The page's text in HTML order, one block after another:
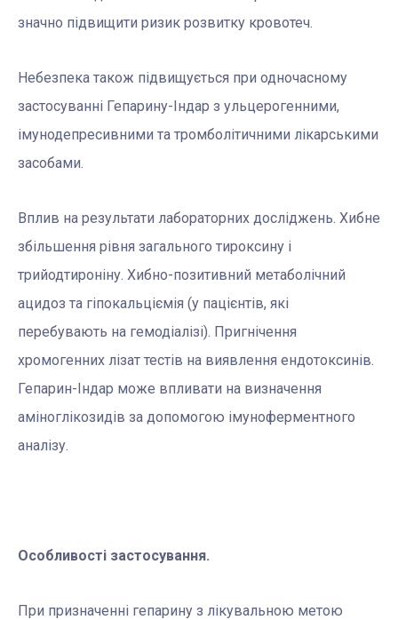
значно підвищити ризик розвитку кровотеч.
Небезпека також підвищується при одночасному
застосуванні Гепарину-Індар з ульцерогенними,
імунодепресивними та тромболітичними лікарськими
засобами.
Вплив на результати лабораторних досліджень. Хибне
збільшення рівня загального тироксину і
трийодтироніну. Хибно-позитивний метаболічний
ацидоз та гіпокальціємія (у пацієнтів, які
перебувають на гемодіалізі). Пригнічення
хромогенних лізат тестів на виявлення ендотоксинів.
Гепарин-Індар може впливати на визначення
аміноглікозидів за допомогою імуноферментного
аналізу.
Особливості застосування.
При призначенні гепарину з лікувальною метою